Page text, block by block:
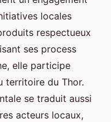
locales
respectueux
ses process
elle participe
territoire du Thor.
se traduit aussi
acteurs locaux,